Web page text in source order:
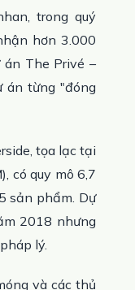
trong quý
hơn 3.000
The Privé –
án từng "đóng
tọa lạc tại
có quy mô 6,7
sản phẩm. Dự
2018 nhưng
lý.
và các thủ